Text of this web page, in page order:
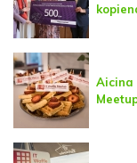
Aicina